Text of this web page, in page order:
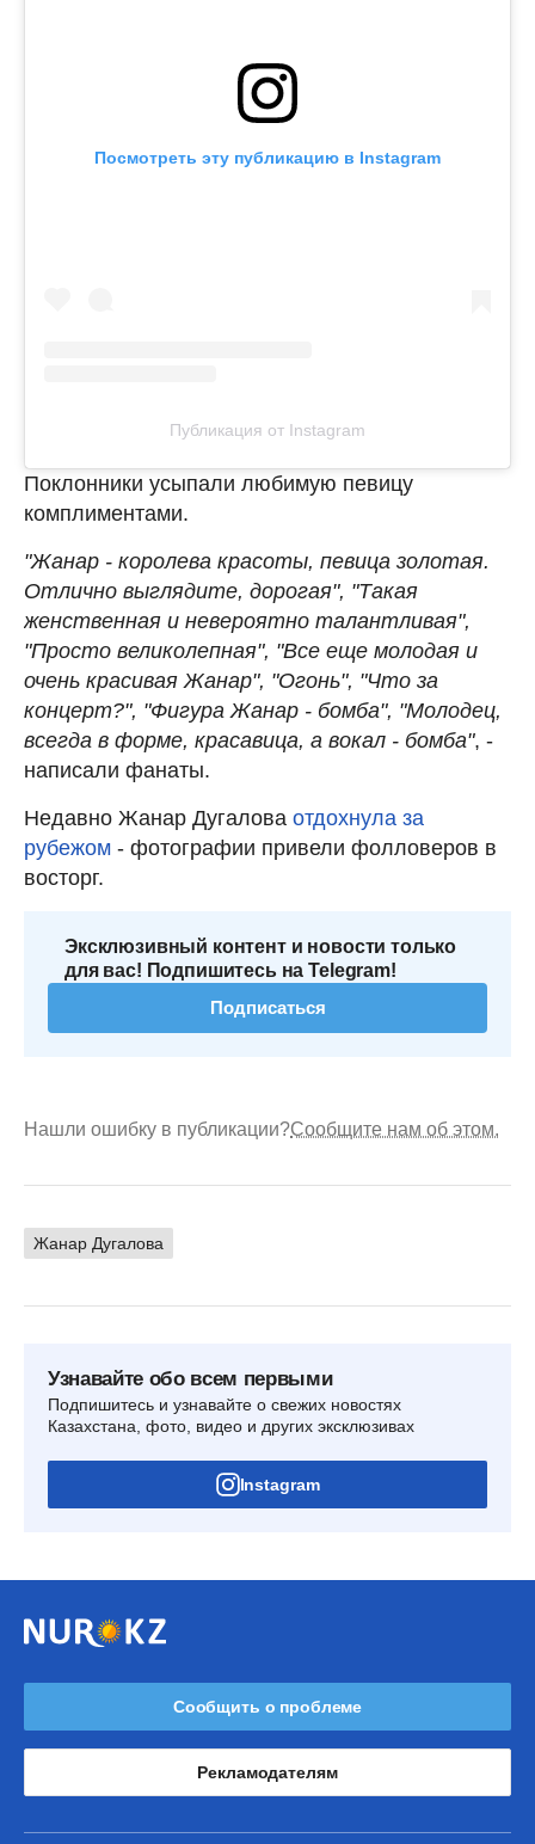
Посмотреть эту публикацию в Instagram
Публикация от Instagram
Поклонники усыпали любимую певицу
комплиментами.
"Жанар - королева красоты, певица золотая.
Отлично выглядите, дорогая", "Такая
женственная и невероятно талантливая",
"Просто великолепная", "Все еще молодая и
очень красивая Жанар", "Огонь", "Что за
концерт?", "Фигура Жанар - бомба", "Молодец,
всегда в форме, красавица, а вокал - бомба", -
написали фанаты.
Недавно Жанар Дугалова отдохнула за
рубежом - фотографии привели фолловеров в
восторг.
Эксклюзивный контент и новости только
для вас! Подпишитесь на Telegram!
Подписаться
Нашли ошибку в публикации?Сообщите нам об этом.
Жанар Дугалова
Узнавайте обо всем первыми
Подпишитесь и узнавайте о свежих новостях
Казахстана, фото, видео и других эксклюзивах
Instagram
Сообщить о проблеме
Рекламодателям